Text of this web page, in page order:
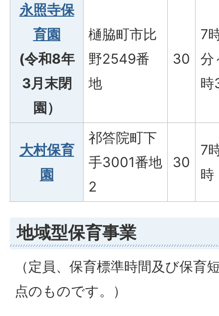
永照寺保
育園
(令和8年
3月末閉
園）
樋脇町市比
野2549番
地
30
7
分
時
大村保育
園
祁答院町下
手3001番地
2
30
7
時
地域型保育事業
（定員、保育標準時間及び保育
点のものです。）